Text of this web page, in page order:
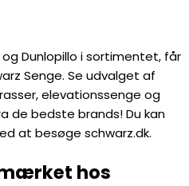
Dunlopillo i sortimentet, får
Senge. Se udvalget af
elevationssenge og
de bedste brands! Du kan
at besøge schwarz.dk.
hos